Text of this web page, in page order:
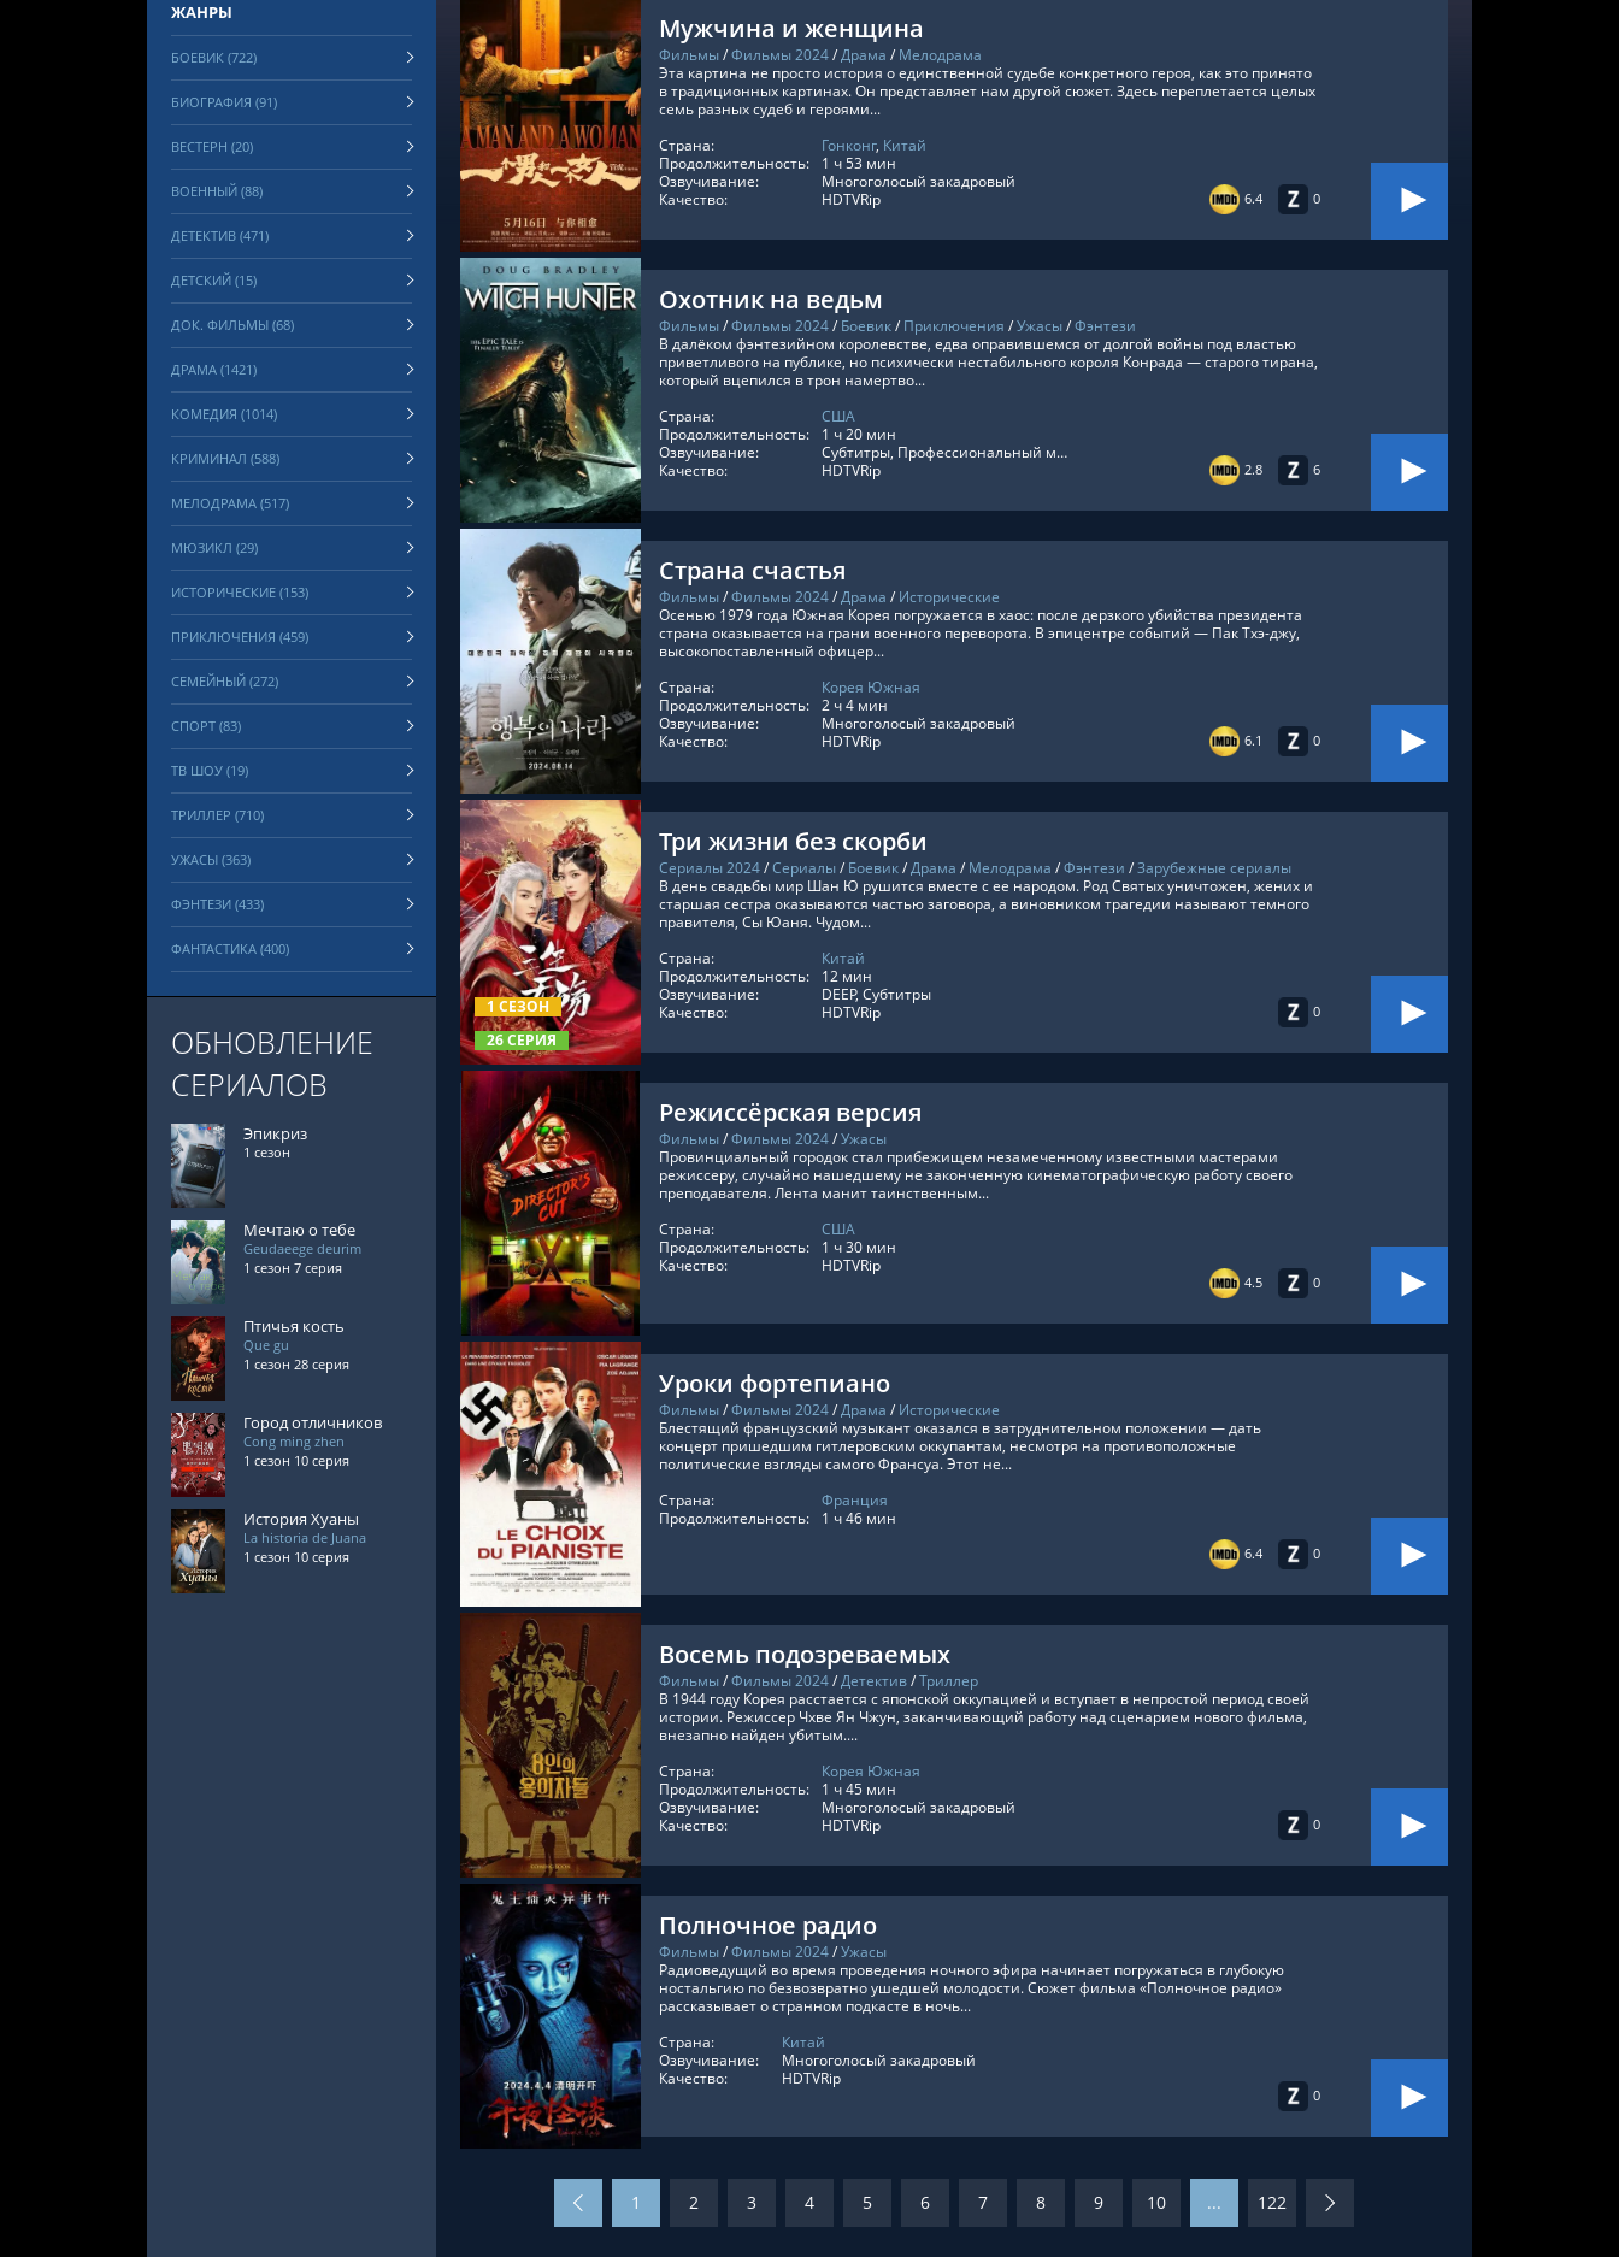
СМОТРЕТЬ ОНЛАЙН
Мужчина и женщина
Фильмы/Фильмы 2024/Драма / Мелодрама
6.4 0
Эта картина не просто история о единственной судьбе конкретного героя, как это принято
в традиционных картинах. Он представляет нам другой сюжет. Здесь переплетается целых
семь разных судеб и героями...
Страна:
Гонконг, Китай
Продолжительность:
1 ч 53 мин
Озвучивание:
Многоголосый закадровый
Качество:
HDTVRip
СМОТРЕТЬ ОНЛАЙН
Охотник на ведьм
Фильмы/Фильмы 2024/ Боевик/ Приключения /Ужасы/Фэнтези
2.8 6
В далёком фэнтезийном королевстве, едва оправившемся от долгой войны под властью
приветливого на публике, но психически нестабильного короля Конрада — старого тирана,
который вцепился в трон намертво...
Страна:
США
Продолжительность:
1 ч 20 мин
Озвучивание:
Субтитры, Профессиональный многоголосый
Качество:
HDTVRip
СМОТРЕТЬ ОНЛАЙН
Страна счастья
Фильмы/Фильмы 2024/Драма / Исторические
6.1 0
Осенью 1979 года Южная Корея погружается в хаос: после дерзкого убийства президента
страна оказывается на грани военного переворота. В эпицентре событий — Пак Тхэ-джу,
высокопоставленный офицер...
Страна:
Корея Южная
Продолжительность: 2 ч 4 мин
Озвучивание:
Многоголосый закадровый
Качество:
HDTVRip
1 СЕЗОН
26 СЕРИЯ
СМОТРЕТЬ ОНЛАЙН
Три жизни без скорби
Сериалы 2024/Сериалы/ Боевик/Драма / Мелодрама /Фэнтези /Зарубежные сериалы
0
В день свадьбы мир Шан Ю рушится вместе с ее народом. Род Святых уничтожен, жених и
старшая сестра оказываются частью заговора, а виновником трагедии называют темного
правителя, Сы Юаня. Чудом...
Страна:
Китай
Продолжительность:
12 мин
Озвучивание:
DEEP, Субтитры
Качество:
HDTVRip
СМОТРЕТЬ ОНЛАЙН
Режиссёрская версия
Фильмы/Фильмы 2024/Ужасы
4.5 0
Провинциальный городок стал прибежищем незамеченному известными мастерами
режиссеру, случайно нашедшему не законченную кинематографическую работу своего
преподавателя. Лента манит таинственным...
Страна:
США
Продолжительность:
1 ч 30 мин
Качество:
HDTVRip
СМОТРЕТЬ ОНЛАЙН
Уроки фортепиано
Фильмы/Фильмы 2024/Драма / Исторические
6.4 0
Блестящий французский музыкант оказался в затруднительном положении — дать
концерт пришедшим гитлеровским оккупантам, несмотря на противоположные
политические взгляды самого Франсуа. Этот не...
Страна:
Франция
Продолжительность:
1 ч 46 мин
СМОТРЕТЬ ОНЛАЙН
Восемь подозреваемых
Фильмы/Фильмы 2024/Детектив/Триллер
0
В 1944 году Корея расстается с японской оккупацией и вступает в непростой период своей
истории. Режиссер Чхве Ян Чжун, заканчивающий работу над сценарием нового фильма,
внезапно найден убитым....
Страна:
Корея Южная
Продолжительность:
1 ч 45 мин
Озвучивание:
Многоголосый закадровый
Качество:
HDTVRip
СМОТРЕТЬ ОНЛАЙН
Полночное радио
Фильмы/Фильмы 2024/Ужасы
0
Радиоведущий во время проведения ночного эфира начинает погружаться в глубокую
ностальгию по безвозвратно ушедшей молодости. Сюжет фильма «Полночное радио»
рассказывает о странном подкасте в ночь...
Страна:
Китай
Озвучивание:
Многоголосый закадровый
Качество:
HDTVRip
1 2 3 4 5 6 7 8 9 10 ... 122
ЖАНРЫ
БОЕВИК (722)
БИОГРАФИЯ (91)
ВЕСТЕРН (20)
ВОЕННЫЙ (88)
ДЕТЕКТИВ (471)
ДЕТСКИЙ (15)
ДОК. ФИЛЬМЫ (68)
ДРАМА (1421)
КОМЕДИЯ (1014)
КРИМИНАЛ (588)
МЕЛОДРАМА (517)
МЮЗИКЛ (29)
ИСТОРИЧЕСКИЕ (153)
ПРИКЛЮЧЕНИЯ (459)
СЕМЕЙНЫЙ (272)
СПОРТ (83)
ТВ ШОУ (19)
ТРИЛЛЕР (710)
УЖАСЫ (363)
ФЭНТЕЗИ (433)
ФАНТАСТИКА (400)
ОБНОВЛЕНИЕ
СЕРИАЛОВ
Эпикриз
1 сезон
Мечтаю о тебе
Geudaeege deurim
1 сезон 7 серия
Птичья кость
Que gu
1 сезон 28 серия
Город отличников
Cong ming zhen
1 сезон 10 серия
История Хуаны
La historia de Juana
1 сезон 10 серия